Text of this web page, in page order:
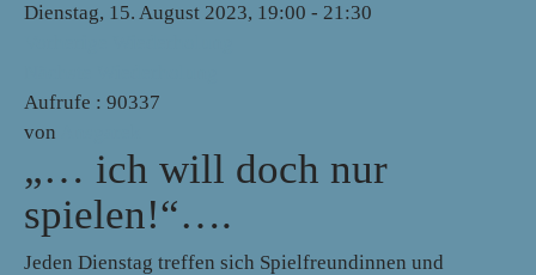
Dienstag, 15. August 2023, 19:00 - 21:30
Aufrufe : 90337
von
„… ich will doch nur
spielen!“….
Jeden Dienstag treffen sich Spielfreundinnen und